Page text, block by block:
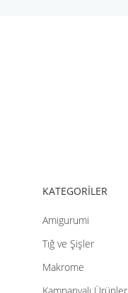
KATEGORİLER
Amigurumi
Tığ ve Şişler
Makrome